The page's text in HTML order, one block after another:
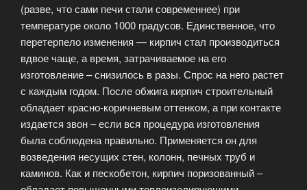
(разве, что сами печи стали современнее) при
температуре около 1000 градусов. Единственное, что
перетерпело изменения — кирпич стал производиться
вдвое чаще, а время, затрачиваемое на его
изготовление – снизилось в разы. Спрос на него растет
с каждым годом. После обжига кирпич строительный
обладает красно-коричневым оттенком, а при контакте
издается звон – если вся процедура изготовления
была соблюдена правильно. Применяется он для
возведения несущих стен, колонн, печных труб и
каминов. Как и пескобетон, кирпич поризованный –